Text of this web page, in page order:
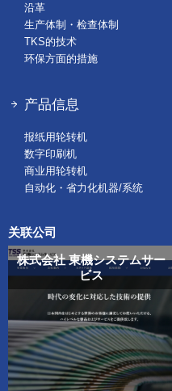
沿革
生产体制・检查体制
TKS的技术
环保方面的措施
产品信息
报纸用轮转机
数字印刷机
商业用轮转机
自动化・省力化机器/系统
关联公司
株式会社 東機システムサー
ビス